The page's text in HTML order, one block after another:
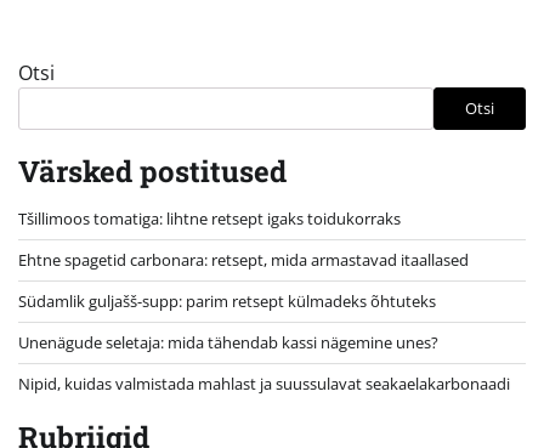
Otsi
Otsi
Värsked postitused
Tšillimoos tomatiga: lihtne retsept igaks toidukorraks
Ehtne spagetid carbonara: retsept, mida armastavad itaallased
Südamlik guljašš-supp: parim retsept külmadeks õhtuteks
Unenägude seletaja: mida tähendab kassi nägemine unes?
Nipid, kuidas valmistada mahlast ja suussulavat seakaelakarbonaadi
Rubriigid